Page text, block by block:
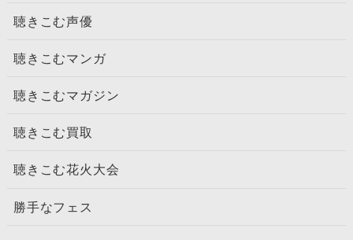
聴きこむ声優
聴きこむマンガ
聴きこむマガジン
聴きこむ買取
聴きこむ花火大会
勝手なフェス